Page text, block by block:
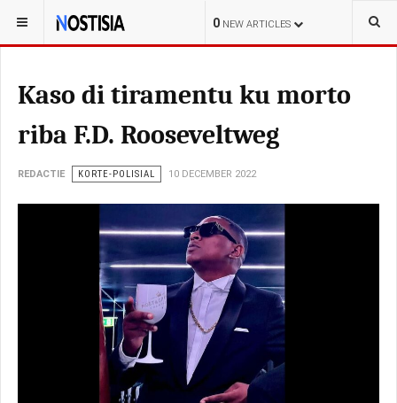
0 NEW ARTICLES
YOU ARE HERE: CURAÇAO LOKAL
Kaso di tiramentu ku morto
riba F.D. Rooseveltweg
REDACTIE KORTE-POLISIAL 10 DECEMBER 2022